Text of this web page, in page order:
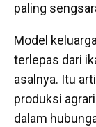
paling
Model
terlepas dari
asalnya. Itu
produksi
dalam